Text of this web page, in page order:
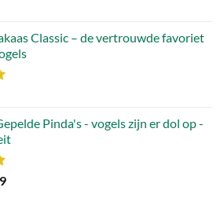
Classic – de vertrouwde favoriet
Pinda's - vogels zijn er dol op -